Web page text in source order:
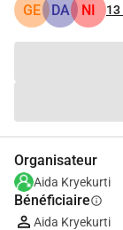
GE DA NI 13
Organisateur
Aida Kryekurti
Bénéficiaireinfo
Aida Kryekurti